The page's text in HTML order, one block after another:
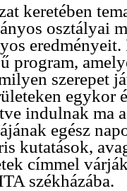
keretében
osztályai
program,
szerepet
egykor
indulnak ma
egész
kutatások,
címmel
székházába.